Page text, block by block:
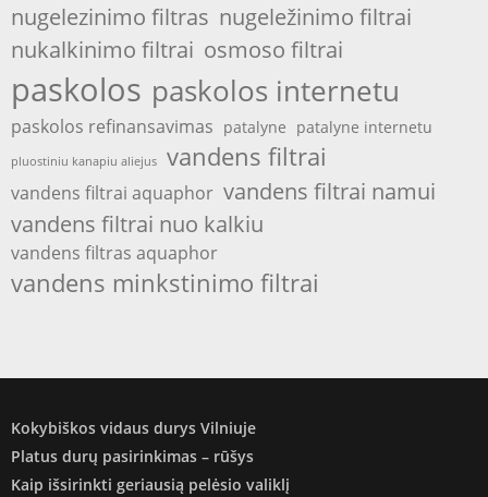
nugelezinimo filtras nugeležinimo filtrai
nukalkinimo filtrai osmoso filtrai
paskolos paskolos internetu
paskolos refinansavimas patalyne patalyne internetu
pluostiniu kanapiu aliejus vandens filtrai
vandens filtrai aquaphor vandens filtrai namui
vandens filtrai nuo kalkiu
vandens filtras aquaphor
vandens minkstinimo filtrai
Kokybiškos vidaus durys Vilniuje
Platus durų pasirinkimas – rūšys
Kaip išsirinkti geriausią pelėsio valiklį